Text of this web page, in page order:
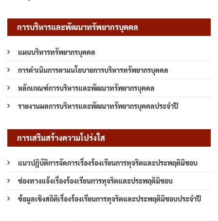
การบริหารและพัฒนาทรัพยากรบุคคล
แผนบริหารทรัพยากรบุคคล
การดำเนินการตามนโยบายการบริหารทรัพยากรบุคคล
หลักเกณฑ์การบริหารและพัฒนาทรัพยากรบุคคล
รายงานผลการบริหารและพัฒนาทรัพยากรบุคคลประจำปี
การเสริมสร้างความโปร่งใส
แนวปฏิบัติการจัดการเรื่องร้องเรียนการทุจริตและประพฤติมิชอบ
ช่องทางแจ้งเรื่องร้องเรียนการทุจริตและประพฤติมิชอบ
ข้อมูลเชิงสถิติเรื่องร้องเรียนการทุจริตและประพฤติมิชอบประจำปี